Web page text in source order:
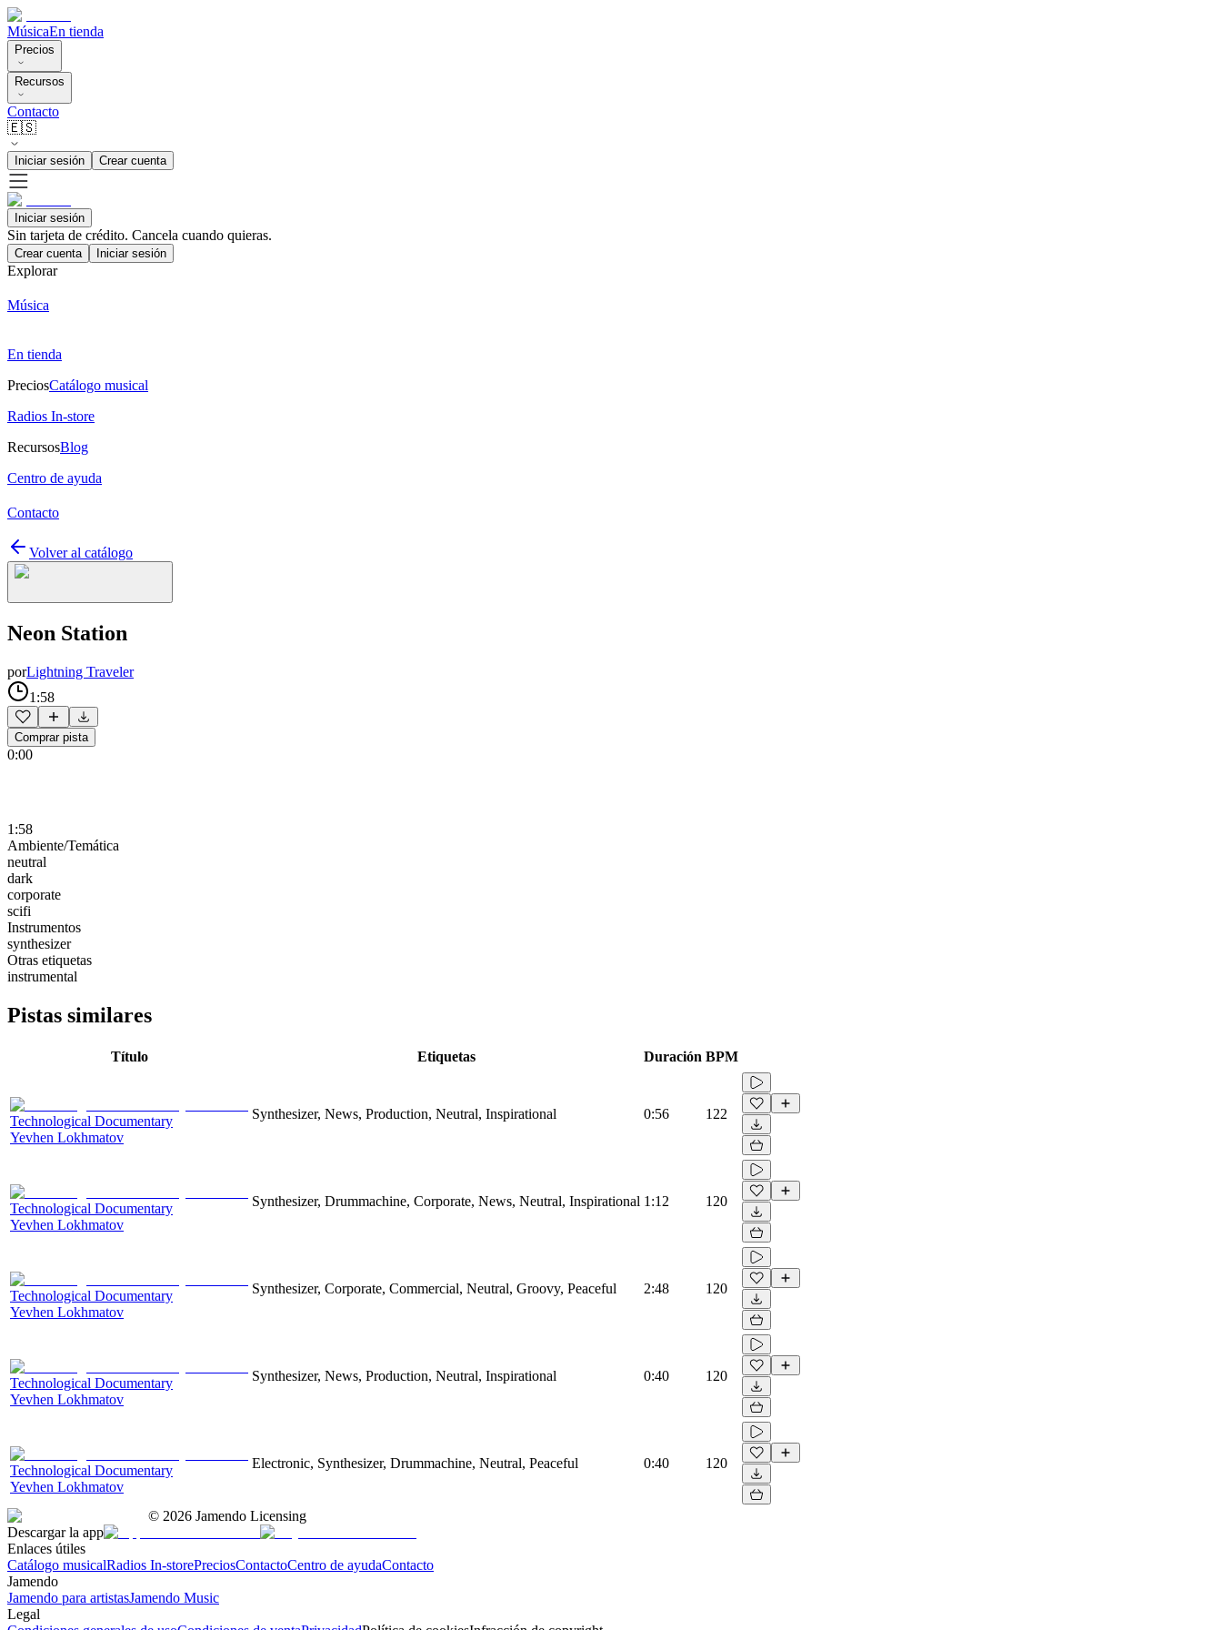
MúsicaEn tienda
Precios
Recursos
Contacto
🇪🇸
Iniciar sesión Crear cuenta
Iniciar sesión
Sin tarjeta de crédito. Cancela cuando quieras.
Crear cuenta Iniciar sesión
Explorar
Música
En tienda
PreciosCatálogo musical
Radios In-store
RecursosBlog
Centro de ayuda
Contacto
Volver al catálogo
Neon Station
porLightning Traveler
1:58
Comprar pista
0:00
1:58
Ambiente/Temática
neutral
dark
corporate
scifi
Instrumentos
synthesizer
Otras etiquetas
instrumental
Pistas similares
Título Etiquetas Duración BPM
Technological Documentary
Yevhen Lokhmatov
Synthesizer, News, Production, Neutral, Inspirational 0:56 122
Technological Documentary
Yevhen Lokhmatov
Synthesizer, Drummachine, Corporate, News, Neutral, Inspirational 1:12 120
Technological Documentary
Yevhen Lokhmatov
Synthesizer, Corporate, Commercial, Neutral, Groovy, Peaceful 2:48 120
Technological Documentary
Yevhen Lokhmatov
Synthesizer, News, Production, Neutral, Inspirational 0:40 120
Technological Documentary
Yevhen Lokhmatov
Electronic, Synthesizer, Drummachine, Neutral, Peaceful 0:40 120
© 2026 Jamendo Licensing
Descargar la app
Enlaces útiles
Catálogo musicalRadios In-storePreciosContactoCentro de ayudaContacto
Jamendo
Jamendo para artistasJamendo Music
Legal